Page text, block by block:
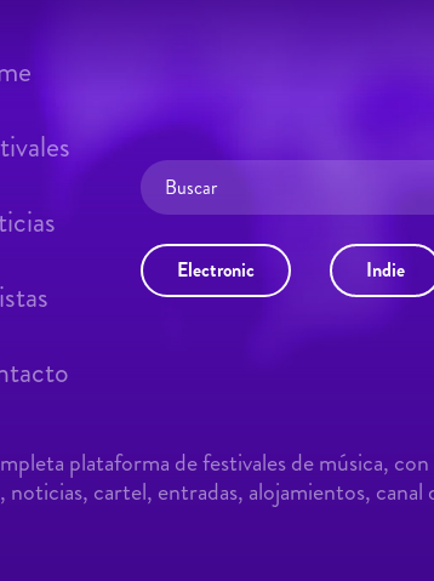
Electronic Indie
plataforma de festivales de música,
cartel, entradas, alojamientos,